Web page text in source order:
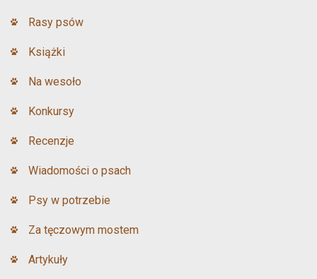
Rasy psów
Książki
Na wesoło
Konkursy
Recenzje
Wiadomości o psach
Psy w potrzebie
Za tęczowym mostem
Artykuły